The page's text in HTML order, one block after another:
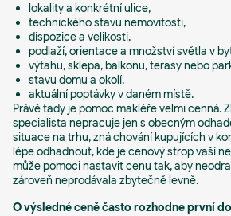
lokality a konkrétní ulice,
technického stavu nemovitosti,
dispozice a velikosti,
podlaží, orientace a množství světla v
výtahu, sklepa, balkonu, terasy nebo
stavu domu a okolí,
aktuální poptávky v daném místě.
Právě tady je pomoc makléře velmi cenná.
specialista nepracuje jen s obecným
situace na trhu, zná chování kupujících v
lépe odhadnout, kde je cenový strop vaší
může pomoci nastavit cenu tak, aby
zároveň neprodávala zbytečně levně.
O výsledné ceně často rozhodne první